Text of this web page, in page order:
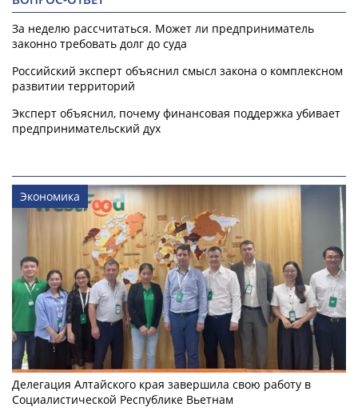
За неделю рассчитаться. Может ли предприниматель
законно требовать долг до суда
Российский эксперт объяснил смысл закона о комплексном
развитии территорий
Эксперт объяснил, почему финансовая поддержка убивает
предпринимательский дух
Экономика
Делегация Алтайского края завершила свою работу в
Социалистической Республике Вьетнам